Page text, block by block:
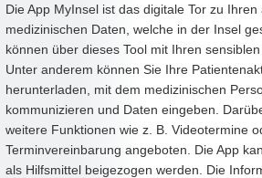
Die App MyInsel ist das digitale Tor zu
medizinischen Daten, welche in der Insel
können über dieses Tool mit Ihren
Unter anderem können Sie Ihre
herunterladen, mit dem medizinischen
kommunizieren und Daten eingeben.
weitere Funktionen wie z. B. Videotermine
Terminvereinbarung angeboten. Die App
als Hilfsmittel beigezogen werden. Die